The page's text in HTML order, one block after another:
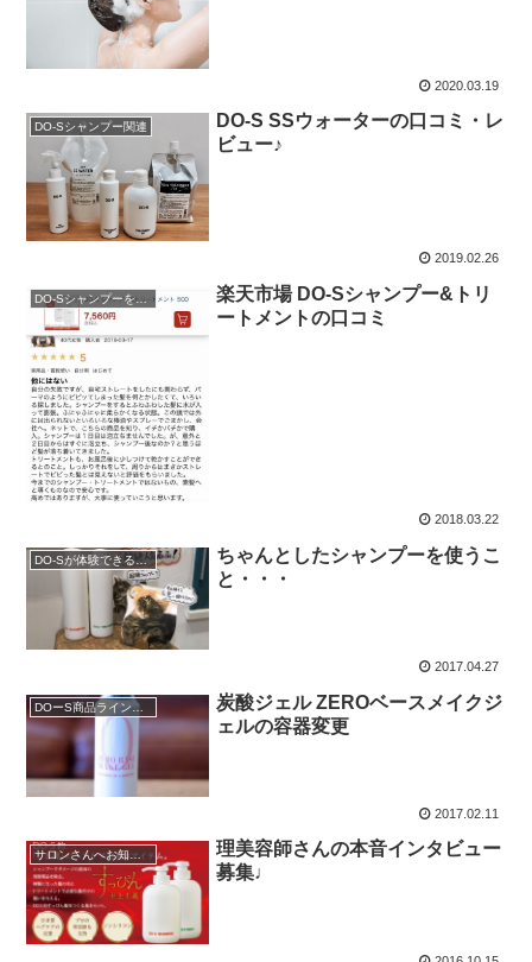
2020.03.19
DO-Sシャンプー関連
DO-S SSウォーターの口コミ・レ
ビュー♪
2019.02.26
DO-Sシャンプーを購入
楽天市場 DO-Sシャンプー&トリ
ートメントの口コミ
2018.03.22
DO-Sが体験できるサロン
ちゃんとしたシャンプーを使うこ
と・・・
2017.04.27
DOーS商品ラインアップ
炭酸ジェル ZEROベースメイクジ
ェルの容器変更
2017.02.11
サロンさんへお知らせ
理美容師さんの本音インタビュー
募集♩